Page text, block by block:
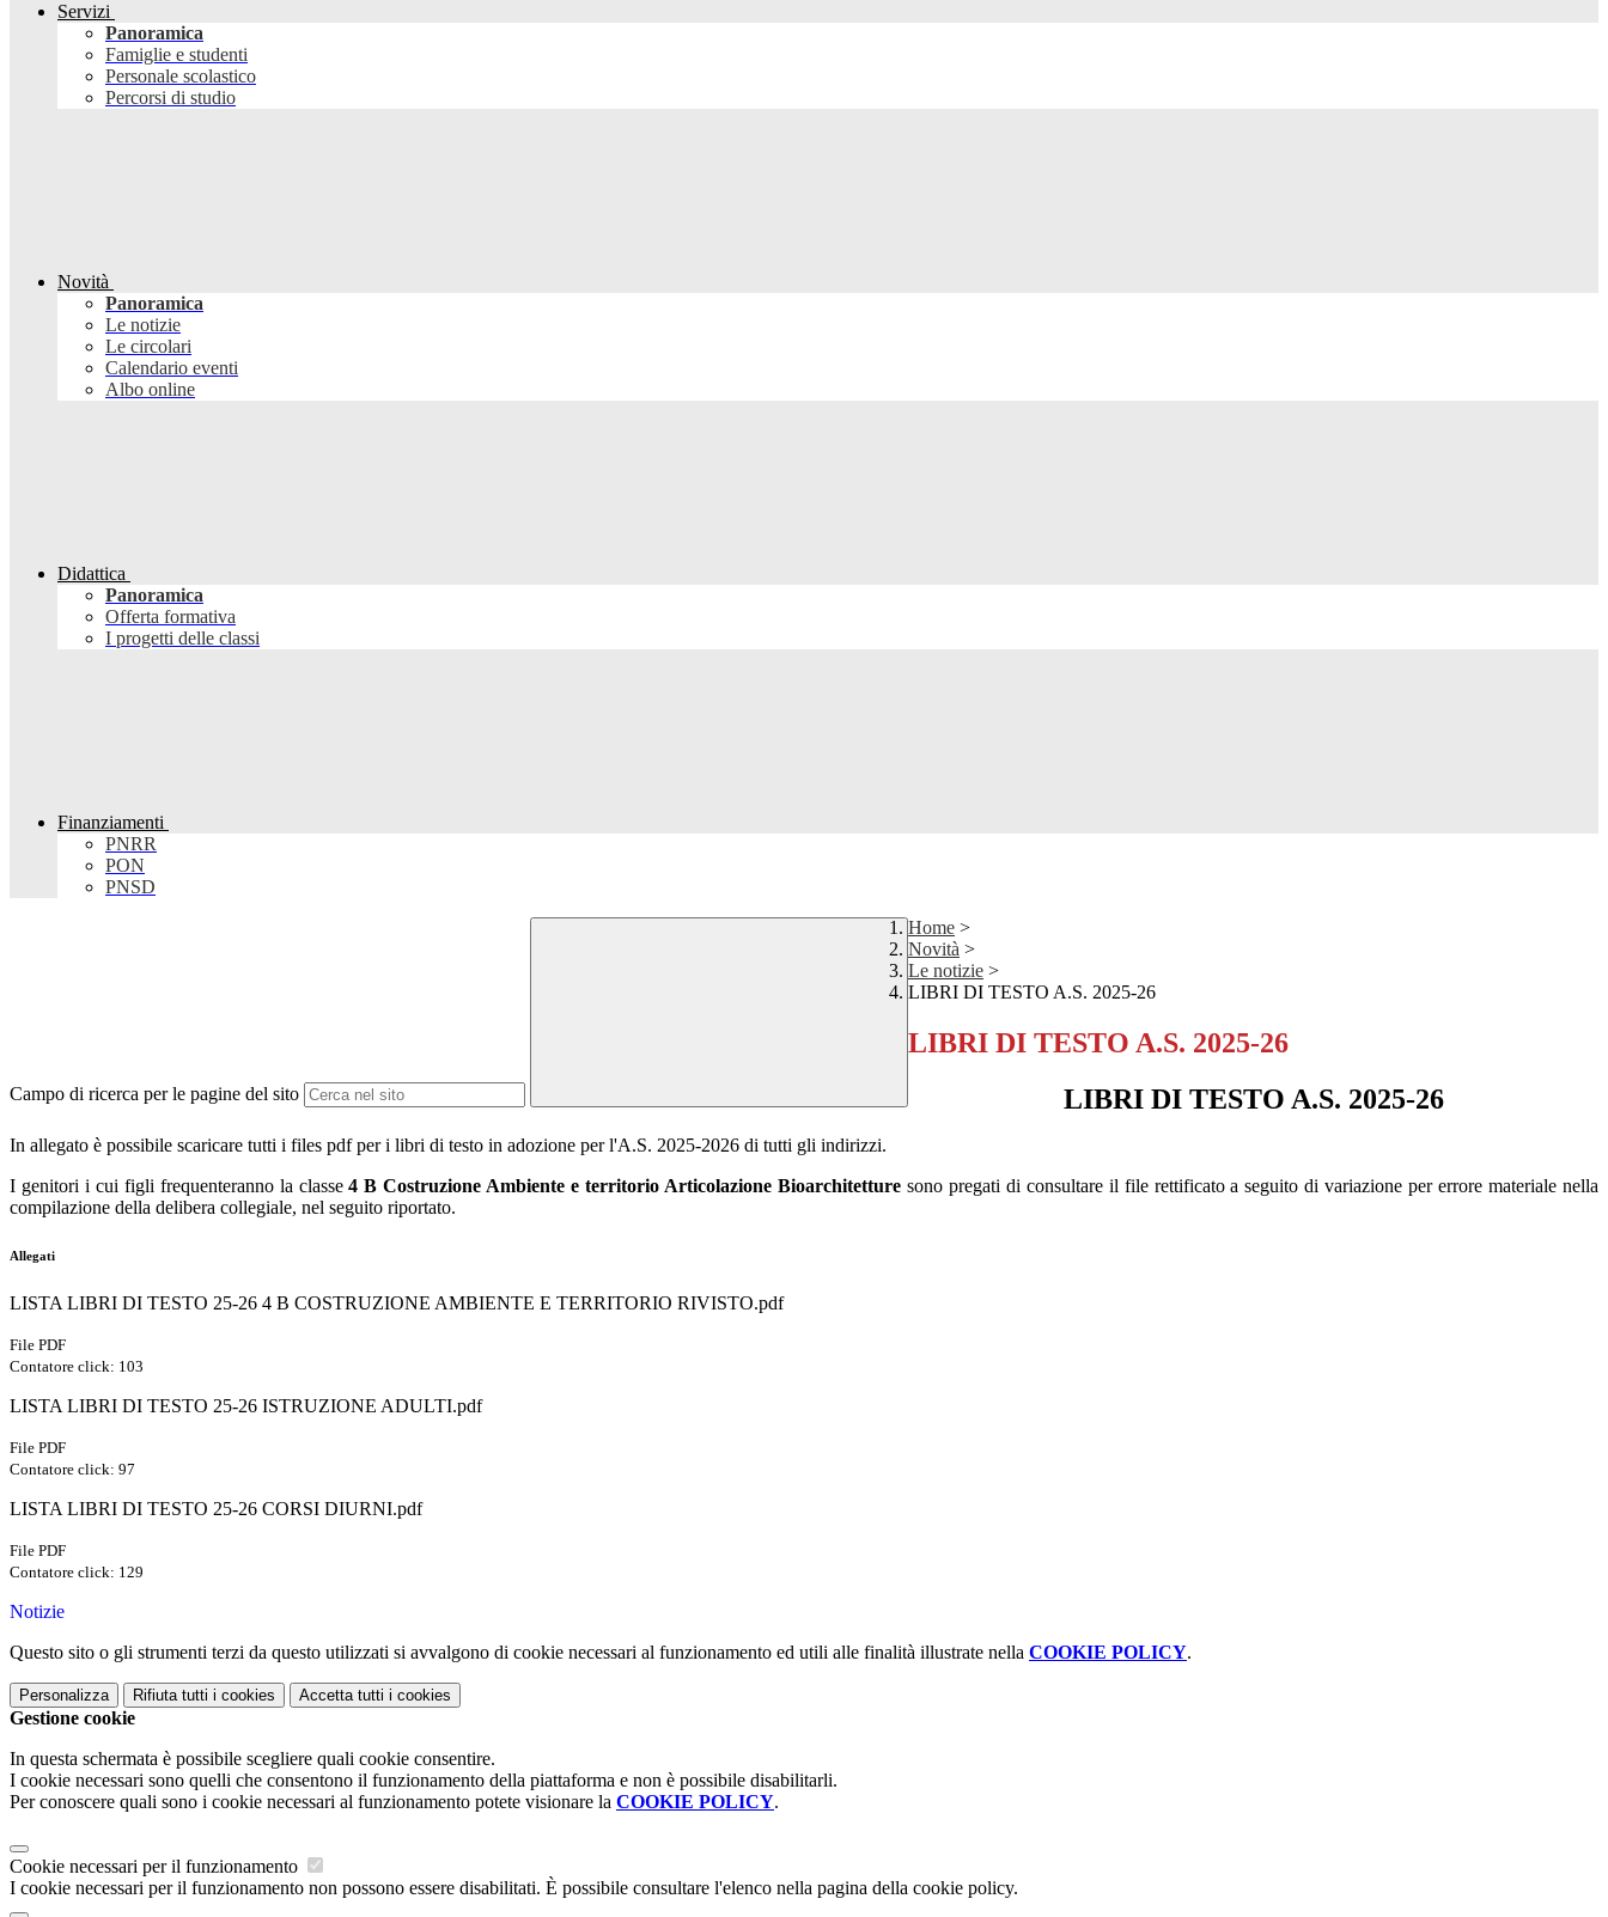
Servizi
Panoramica
Famiglie e studenti
Personale scolastico
Percorsi di studio
Novità
Panoramica
Le notizie
Le circolari
Calendario eventi
Albo online
Didattica
Panoramica
Offerta formativa
I progetti delle classi
Finanziamenti
PNRR
PON
PNSD
Campo di ricerca per le pagine del sito
Home >
Novità >
Le notizie >
LIBRI DI TESTO A.S. 2025-26
LIBRI DI TESTO A.S. 2025-26
LIBRI DI TESTO A.S. 2025-26
In allegato è possibile scaricare tutti i files pdf per i libri di testo in adozione per l'A.S. 2025-2026 di tutti gli indirizzi.
I genitori i cui figli frequenteranno la classe4 B Costruzione Ambiente e territorio Articolazione Bioarchitetture sono pregati di consultare il file rettificato a seguito di variazione per errore materiale nella
compilazione della delibera collegiale, nel seguito riportato.
Allegati
LISTA LIBRI DI TESTO 25-26 4 B COSTRUZIONE AMBIENTE E TERRITORIO RIVISTO.pdf
File PDF
Contatore click: 103
LISTA LIBRI DI TESTO 25-26 ISTRUZIONE ADULTI.pdf
File PDF
Contatore click: 97
LISTA LIBRI DI TESTO 25-26 CORSI DIURNI.pdf
File PDF
Contatore click: 129
Notizie
Questo sito o gli strumenti terzi da questo utilizzati si avvalgono di cookie necessari al funzionamento ed utili alle finalità illustrate nella COOKIE POLICY.
Personalizza Rifiuta tutti i cookies Accetta tutti i cookies
Gestione cookie
In questa schermata è possibile scegliere quali cookie consentire.
I cookie necessari sono quelli che consentono il funzionamento della piattaforma e non è possibile disabilitarli.
Per conoscere quali sono i cookie necessari al funzionamento potete visionare la COOKIE POLICY.
Cookie necessari per il funzionamento
I cookie necessari per il funzionamento non possono essere disabilitati. È possibile consultare l'elenco nella pagina della cookie policy.